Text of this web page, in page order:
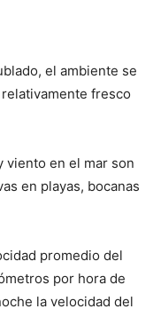
el ambiente se
fresco
viento en el mar son
en playas, bocanas
promedio del
por hora de
la velocidad del